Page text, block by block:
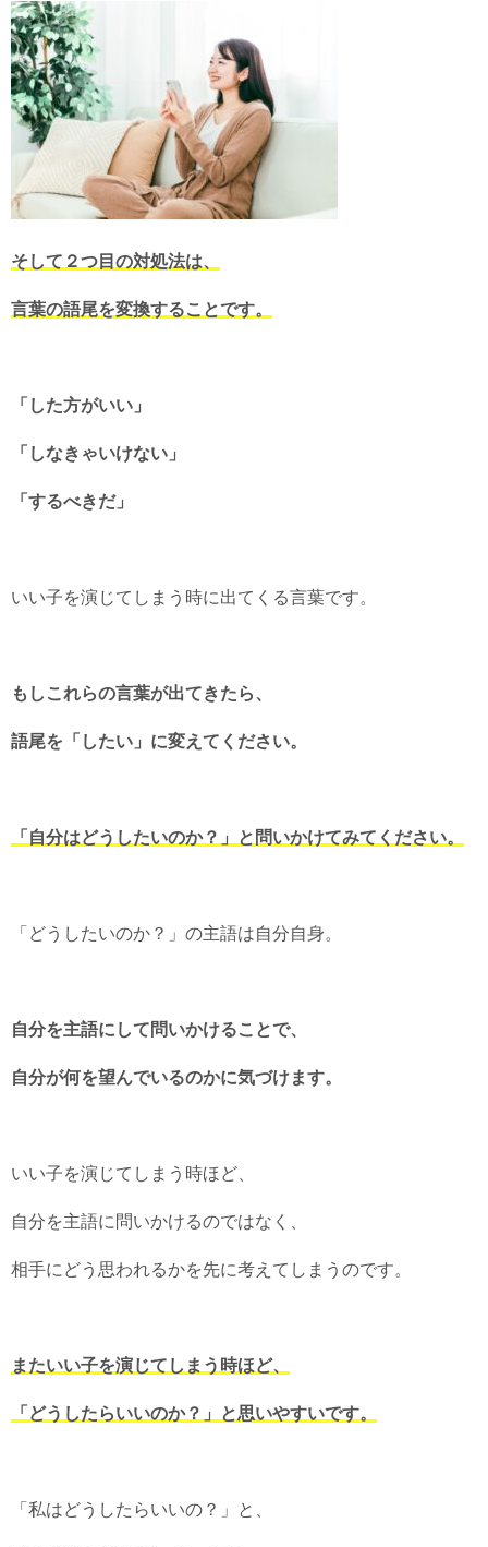
そして２つ目の対処法は、
言葉の語尾を変換することです。
「した方がいい」
「しなきゃいけない」
「するべきだ」
いい子を演じてしまう時に出てくる言葉です。
もしこれらの言葉が出てきたら、
語尾を「したい」に変えてください。
「自分はどうしたいのか？」と問いかけてみてください。
「どうしたいのか？」の主語は自分自身。
自分を主語にして問いかけることで、
自分が何を望んでいるのかに気づけます。
いい子を演じてしまう時ほど、
自分を主語に問いかけるのではなく、
相手にどう思われるかを先に考えてしまうのです。
またいい子を演じてしまう時ほど、
「どうしたらいいのか？」と思いやすいです。
「私はどうしたらいいの？」と、